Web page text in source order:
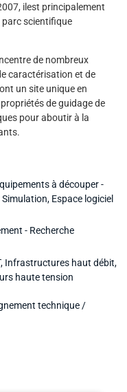
ilest principalement
parc scientifique
de nombreux
caractérisation et de
un site unique en
de guidage de
pour aboutir à la
à découper -
, Espace logiciel
- Recherche
, Infrastructures haut débit,
haute tension
technique /